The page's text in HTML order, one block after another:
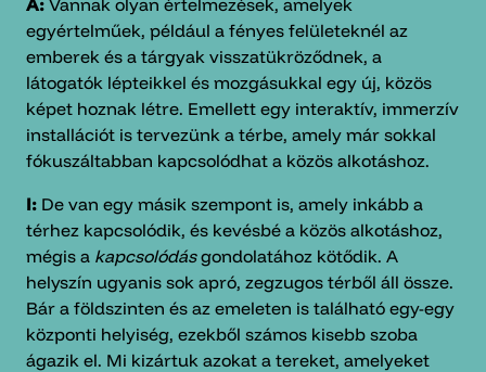
egyértelműek, például a fényes felületeknél az
emberek és a tárgyak visszatükröződnek, a
látogatók lépteikkel és mozgásukkal egy új, közös
képet hoznak létre. Emellett egy interaktív, immerzív
installációt is tervezünk a térbe, amely már sokkal
fókuszáltabban kapcsolódhat a közös alkotáshoz.
I: De van egy másik szempont is, amely inkább a
térhez kapcsolódik, és kevésbé a közös alkotáshoz,
mégis a kapcsolódásgondolatához kötődik. A
helyszín ugyanis sok apró, zegzugos térből áll össze.
Bár a földszinten és az emeleten is található egy-egy
központi helyiség, ezekből számos kisebb szoba
ágazik el. Mi kizártuk azokat a tereket, amelyeket